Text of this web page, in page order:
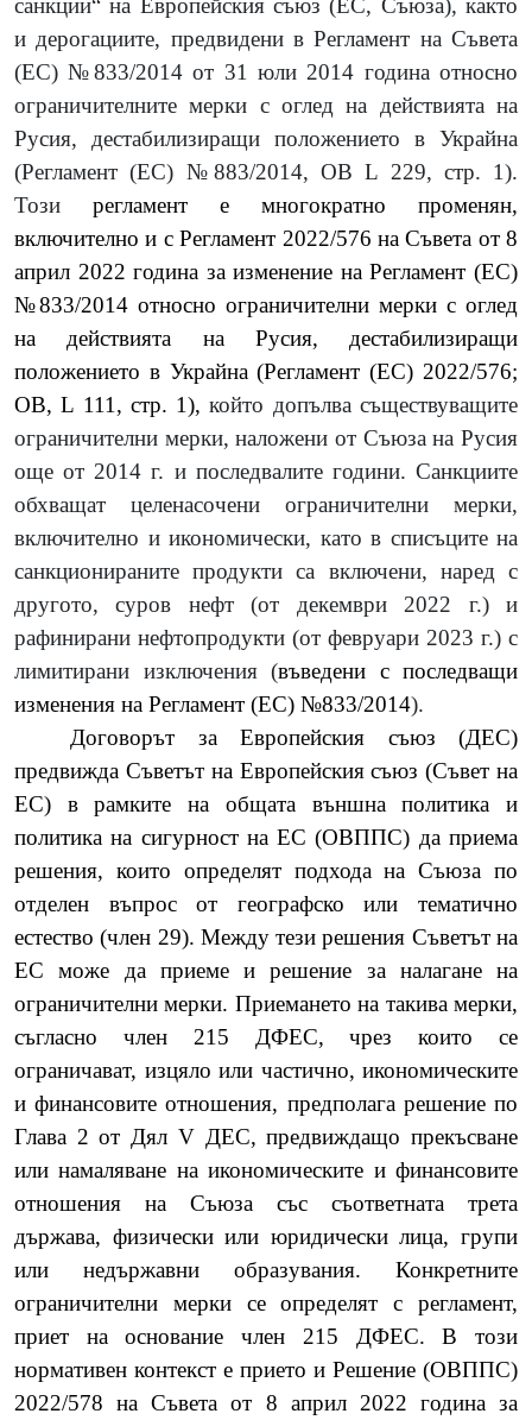
санкции“ на Европейския съюз (ЕС, Съюза), както
и дерогациите, предвидени в Регламент на Съвета
(ЕС)№833/2014 от 31 юли 2014 година относно
ограничителните мерки с оглед на действията на
Русия, дестабилизиращи положението в Украйна
(Регламент (ЕС) №883/2014, ОВ L 229, стр. 1).
Този регламент е многократно променян,
включително и с Регламент 2022/576 на Съвета от 8
април 2022 година за изменение на Регламент (ЕС)
№833/2014 относно ограничителни мерки с оглед
на действията на Русия, дестабилизиращи
положението в Украйна (Регламент (ЕС) 2022/576;
ОВ, L 111, стр. 1), който допълва съществуващите
ограничителни мерки, наложени от Съюза на Русия
още от 2014 г. и последвалите години. Санкциите
обхващат целенасочени ограничителни мерки,
включително и икономически, като в списъците на
санкционираните продукти са включени, наред с
другото, суров нефт (от декември 2022 г.) и
рафинирани нефтопродукти (от февруари 2023 г.) с
лимитирани изключения (въведени с последващи
изменения на Регламент (ЕС) №833/2014).
Договорът за Европейския съюз (ДЕС)
предвижда Съветът на Европейския съюз (Съвет на
ЕС) в рамките на общата външна политика и
политика на сигурност на ЕС (ОВППС) да приема
решения, които определят подхода на Съюза по
отделен въпрос от географско или тематично
естество (член 29). Между тези решения Съветът на
ЕС може да приеме и решение за налагане на
ограничителни мерки. Приемането на такива мерки,
съгласно член 215 ДФЕС, чрез които се
ограничават, изцяло или частично, икономическите
и финансовите отношения, предполага решение по
Глава 2 от Дял V ДЕС, предвиждащо прекъсване
или намаляване на икономическите и финансовите
отношения на Съюза със съответната трета
държава, физически или юридически лица, групи
или недържавни образувания. Конкретните
ограничителни мерки се определят с регламент,
приет на основание член 215 ДФЕС.В този
нормативен контекст е прието и Решение (ОВППС)
2022/578 на Съвета от 8 април 2022 година за